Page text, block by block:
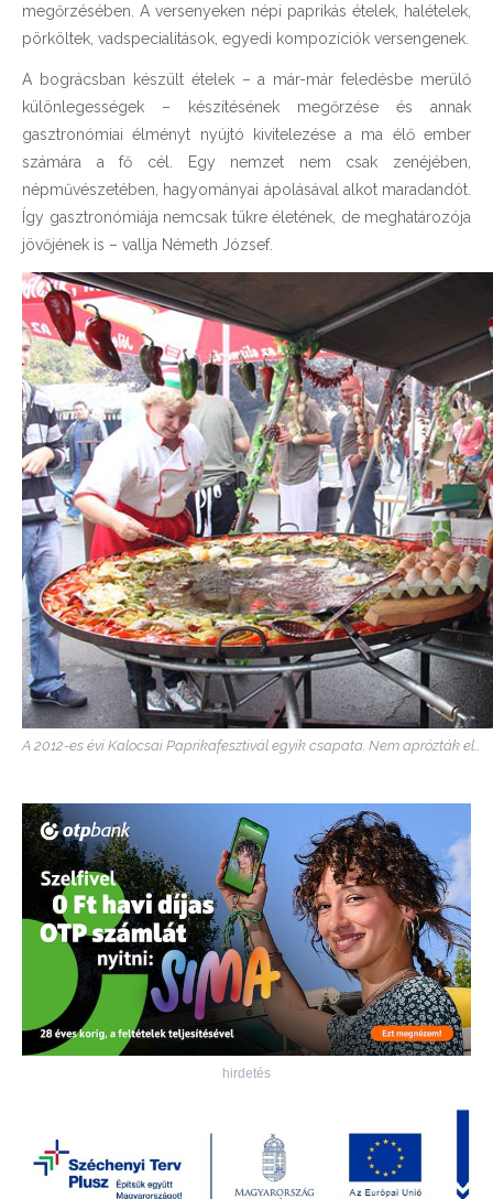
megőrzésében. A versenyeken népi paprikás ételek, halételek,
pörköltek, vadspecialitások, egyedi kompozíciók versengenek.
A bográcsban készült ételek – a már-már feledésbe merülő
különlegességek – készítésének megőrzése és annak
gasztronómiai élményt nyújtó kivitelezése a ma élő ember
számára a fő cél. Egy nemzet nem csak zenéjében,
népművészetében, hagyományai ápolásával alkot maradandót.
Így gasztronómiája nemcsak tükre életének, de meghatározója
jövőjének is – vallja Németh József.
A 2012-es évi Kalocsai Paprikafesztivál egyik csapata. Nem aprózták el…
hirdetés